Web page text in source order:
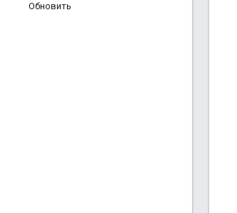
Обновить